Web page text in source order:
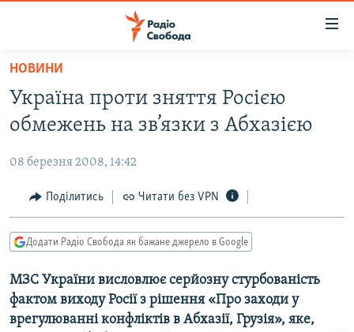
Перейти
основного
матеріалу
до
навігації
Перейти
до
ВСЕ ЗА ДОБУ
ПОЛІТИКА
ЕКОНОМІКА
КУЛЬТУРА
СПОРТ
ВІЙНА
РОСІЙСЬКА «ФІЛЬТРАЦІЯ»
КРИМ.РЕАЛІЇ
ТИ ЯК?
СХЕМИ
НОВИНИ
Україна проти зняття Росією
обмежень на зв’язки з Абхазією
08 березня 2008, 14:42
Поділитись Читати без VPN
Додати Радіо Свобода як бажане джерело в Google
МЗС України висловлює серйозну стурбованість
фактом виходу Росії з рішення «Про заходи у
врегулюванні конфліктів в Абхазії, Грузія», яке,